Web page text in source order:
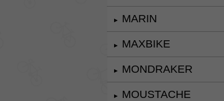
► MARIN
► MAXBIKE
► MONDRAKER
► MOUSTACHE